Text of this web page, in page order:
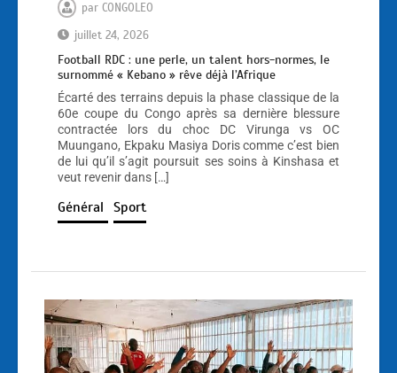
par CONGOLEO
juillet 24, 2026
Football RDC : une perle, un talent hors-normes, le
surnommé « Kebano » rêve déjà l’Afrique
Écarté des terrains depuis la phase classique de la
60e coupe du Congo après sa dernière blessure
contractée lors du choc DC Virunga vs OC
Muungano, Ekpaku Masiya Doris comme c’est bien
de lui qu’il s’agit poursuit ses soins à Kinshasa et
veut revenir dans […]
Général Sport